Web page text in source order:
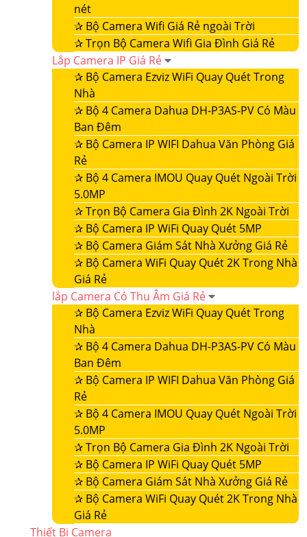
nét
✰ Bộ Camera Wifi Giá Rẻ ngoài Trời
✰Trọn Bộ Camera Wifi Gia Đình Giá Rẻ
Lắp Camera IP Giá Rẻ
✰ Bộ Camera Ezviz WiFi Quay Quét Trong
Nhà
✰ Bộ 4 Camera Dahua DH-P3AS-PV Có Màu
Ban Đêm
✰ Bộ Camera IP WIFI Dahua Văn Phòng Giá
Rẻ
✰ Bộ 4 Camera IMOU Quay Quét Ngoài Trời
5.0MP
✰Trọn Bộ Camera Gia Đình 2K Ngoài Trời
✰ Bộ Camera IP WiFi Quay Quét 5MP
✰ Bộ Camera Giám Sát Nhà Xưởng Giá Rẻ
✰ Bộ Camera WiFi Quay Quét 2K Trong Nhà
Giá Rẻ
lắp Camera Có Thu Âm Giá Rẻ
✰ Bộ Camera Ezviz WiFi Quay Quét Trong
Nhà
✰ Bộ 4 Camera Dahua DH-P3AS-PV Có Màu
Ban Đêm
✰ Bộ Camera IP WIFI Dahua Văn Phòng Giá
Rẻ
✰ Bộ 4 Camera IMOU Quay Quét Ngoài Trời
5.0MP
✰Trọn Bộ Camera Gia Đình 2K Ngoài Trời
✰ Bộ Camera IP WiFi Quay Quét 5MP
✰ Bộ Camera Giám Sát Nhà Xưởng Giá Rẻ
✰ Bộ Camera WiFi Quay Quét 2K Trong Nhà
Giá Rẻ
Thiết Bị Camera